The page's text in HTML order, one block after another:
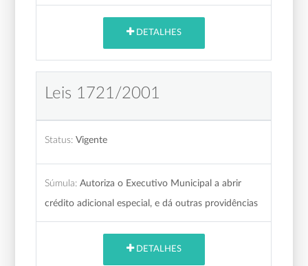
DETALHES
Leis 1721/2001
Status: Vigente
Súmula: Autoriza o Executivo Municipal a abrir
crédito adicional especial, e dá outras providências
DETALHES